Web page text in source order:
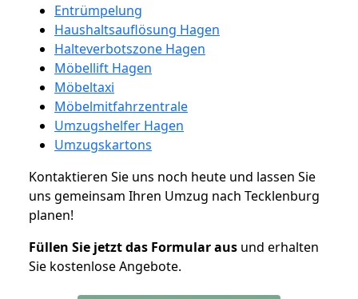
Entrümpelung
Haushaltsauflösung Hagen
Halteverbotszone Hagen
Möbellift Hagen
Möbeltaxi
Möbelmitfahrzentrale
Umzugshelfer Hagen
Umzugskartons
Kontaktieren Sie uns noch heute und lassen Sie
uns gemeinsam Ihren Umzug nach Tecklenburg
planen!
Füllen Sie jetzt das Formular aus und erhalten
Sie kostenlose Angebote.